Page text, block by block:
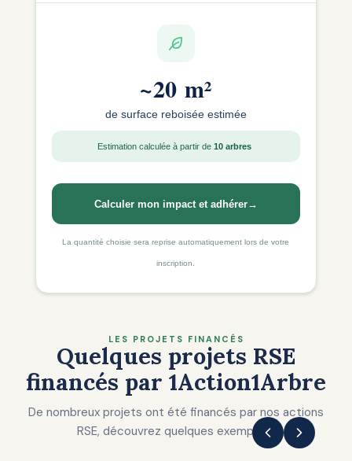
~20 m²
de surface reboisée estimée
Estimation calculée à partir de 10 arbres
Calculer mon impact et adhérer→
La quantité choisie sera reprise automatiquement lors de votre
inscription.
LES PROJETS FINANCÉS
Quelques projets RSE
financés par 1Action1Arbre
De nombreux projets ont été financés par nos actions
RSE, découvrez quelques exemples !